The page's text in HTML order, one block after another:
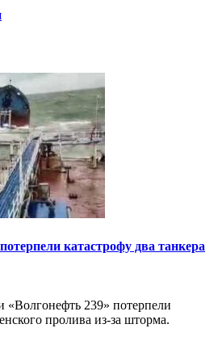
катастрофу два танкера
«Волгонефть 239» потерпели
пролива из-за шторма.